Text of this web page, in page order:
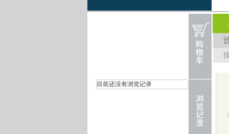
目前还没有浏览记录